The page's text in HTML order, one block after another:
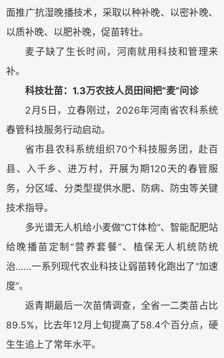
面推广抗湿晚播技术，采取以种补晚、以密补晚、
以质补晚、以肥补晚，促苗转壮。
麦子缺了生长时间，河南就用科技和管理来
补。
科技壮苗：1.3万农技人员田间把“麦”问诊
2月5日，立春刚过，2026年河南省农科系统
春管科技服务行动启动。
省市县农科系统组织70个科技服务团，赴百
县、入千乡、进万村，开展为期120天的春管服
务，分区域、分类型提供水肥、防病、防虫等关键
技术指导。
多光谱无人机给小麦做“CT体检”、智能配肥站
给晚播苗定制“营养套餐”、植保无人机统防统
治……一系列现代农业科技让弱苗转化跑出了“加速
度”。
返青期最后一次苗情调查，全省一二类苗占比
89.5%，比去年12月上旬提高了58.4个百分点，硬
生生追上了常年水平。